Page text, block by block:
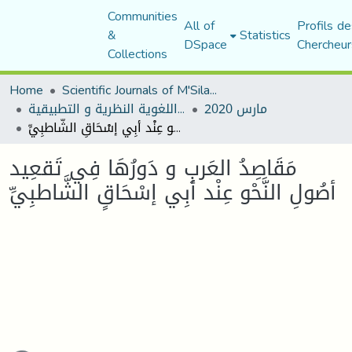
Communities
&
Collections
All of
DSpace Statistics Profils
Home
Scientific Journals of M'Sila University
مجلة المقرى للدراسات اللغوية النظرية و التطبيقية مارس 2020
مَقَاصِدُ العَربِ و دَورُهَا فِي تَقعِيد أصُولِ النَّحْو عِنْد أبِي إسْحَاقٍ الشَّاطبِيِّ
مَقَاصِدُ العَربِ و دَورُهَا فِي تَقعِيد
أصُولِ النَّحْو عِنْد أبِي إسْحَاقٍ الشَّاطبِيِّ